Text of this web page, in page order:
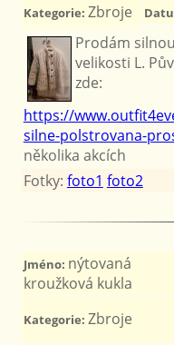
Kategorie: Zbroje
Prodám
velikosti L.
zde:
https://
silne-polstrovana-
několika akcích
Fotky: foto1 foto2
Jméno: nýtovaná
kroužková kukla
Kategorie: Zbroje